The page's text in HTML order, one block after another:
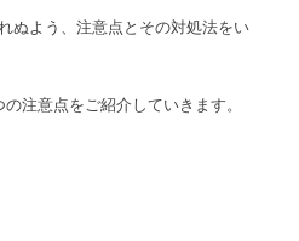
ぬよう、注意点とその対処法をい
注意点をご紹介していきます。